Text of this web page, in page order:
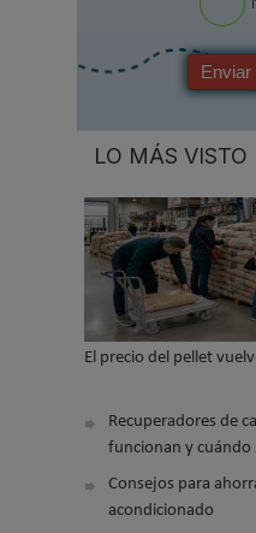
Enviar
LO MÁS VISTO
El precio del pellet
Recuperadores de
funcionan y cuándo
Consejos para
acondicionado